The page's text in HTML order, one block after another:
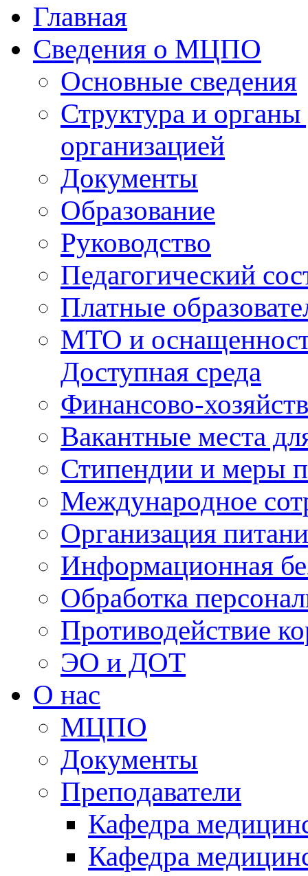
Главная
Сведения о МЦПО
Основные сведения
Структура и органы
организацией
Документы
Образование
Руководство
Педагогический
Платные
МТО и
Доступная среда
Финансово-
Вакантные места
Стипендии и меры
Международное
Организация
Информационная
Обработка
Противодействие
ЭО и ДОТ
О нас
МЦПО
Документы
Преподаватели
Кафедра
Кафедра